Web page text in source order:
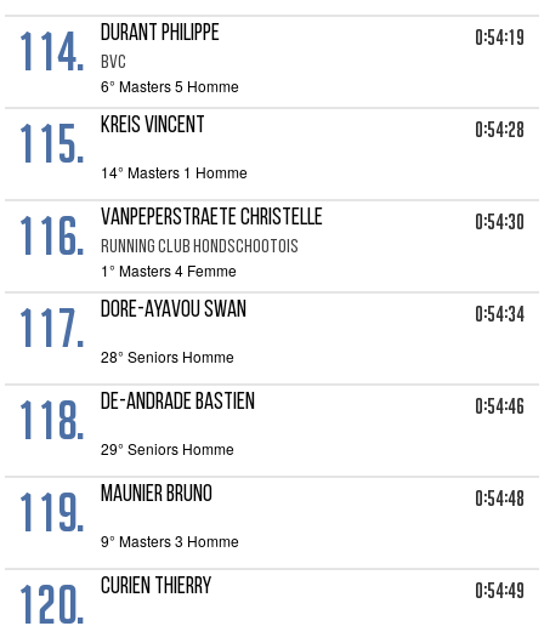
114. DURANT PHILIPPE
BVC
0:54:19
6° Masters 5 Homme
115. KREIS VINCENT 0:54:28
14° Masters 1 Homme
116. VANPEPERSTRAETE CHRISTELLE
RUNNING CLUB HONDSCHOOTOIS
0:54:30
1° Masters 4 Femme
117. DORE-AYAVOU SWAN 0:54:34
28° Seniors Homme
118. DE-ANDRADE BASTIEN 0:54:46
29° Seniors Homme
119. MAUNIER BRUNO 0:54:48
9° Masters 3 Homme
120. CURIEN THIERRY 0:54:49